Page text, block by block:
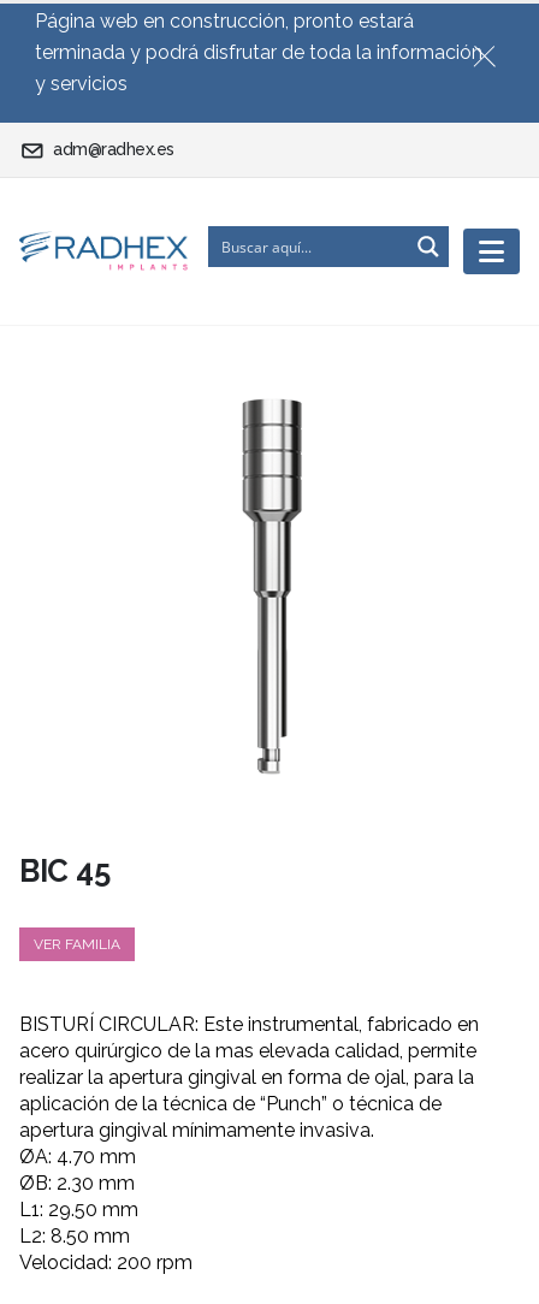
Página web en construcción, pronto estará
terminada y podrá disfrutar de toda la información
y servicios
adm@radhex.es
BIC 45
VER FAMILIA
BISTURÍ CIRCULAR: Este instrumental, fabricado en
acero quirúrgico de la mas elevada calidad, permite
realizar la apertura gingival en forma de ojal, para la
aplicación de la técnica de “Punch” o técnica de
apertura gingival mínimamente invasiva.
ØA: 4.70 mm
ØB: 2.30 mm
L1: 29.50 mm
L2: 8.50 mm
Velocidad: 200 rpm